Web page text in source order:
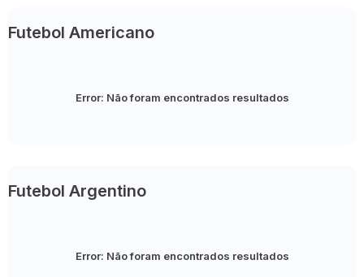
Futebol Americano
Error: Não foram encontrados resultados
Futebol Argentino
Error: Não foram encontrados resultados